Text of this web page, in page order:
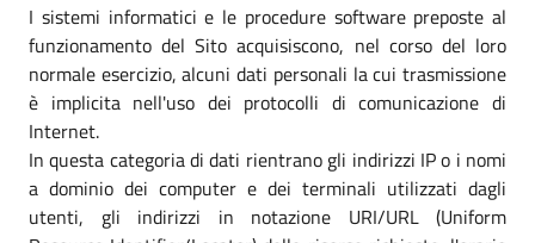
I sistemi informatici e le procedure software preposte al
funzionamento del Sito acquisiscono, nel corso del loro
normale esercizio, alcuni dati personali la cui trasmissione
è implicita nell'uso dei protocolli di comunicazione di
Internet.
In questa categoria di dati rientrano gli indirizzi IP o i nomi
a dominio dei computer e dei terminali utilizzati dagli
utenti, gli indirizzi in notazione URI/URL (Uniform